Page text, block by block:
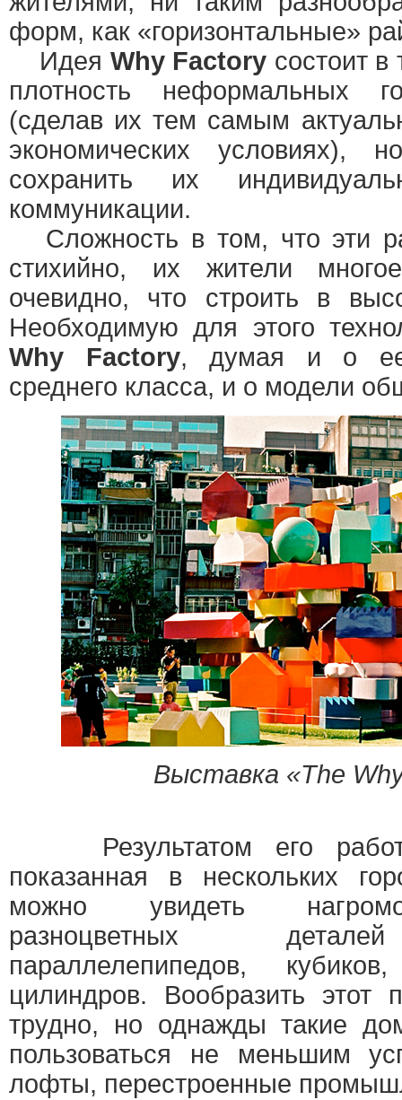
форм, как «горизонтальные»
Идея Why Factory состоит
плотность неформальных
(сделав их тем самым
экономических
сохранить их
коммуникации.
Сложность в том, что эти
стихийно, их жители
очевидно, что строить в
Необходимую для этого
Why Factory, думая и о ее
среднего класса, и о модели
Выставка «The
Результатом его
показанная в нескольких
можно увидеть
разноцветных
параллелепипедов,
цилиндров. Вообразить этот
трудно, но однажды такие
пользоваться не меньшим
лофты, перестроенные